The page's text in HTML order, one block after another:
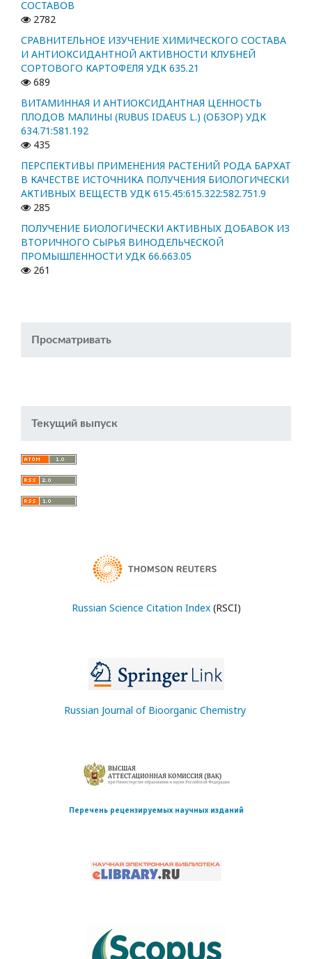
СОСТАВОВ
2782
СРАВНИТЕЛЬНОЕ ИЗУЧЕНИЕ ХИМИЧЕСКОГО СОСТАВА
И АНТИОКСИДАНТНОЙ АКТИВНОСТИ КЛУБНЕЙ
СОРТОВОГО КАРТОФЕЛЯ УДК 635.21
689
ВИТАМИННАЯ И АНТИОКСИДАНТНАЯ ЦЕННОСТЬ
ПЛОДОВ МАЛИНЫ (RUBUS IDAEUS L.) (ОБЗОР) УДК
634.71:581.192
435
ПЕРСПЕКТИВЫ ПРИМЕНЕНИЯ РАСТЕНИЙ РОДА БАРХАТ
В КАЧЕСТВЕ ИСТОЧНИКА ПОЛУЧЕНИЯ БИОЛОГИЧЕСКИ
АКТИВНЫХ ВЕЩЕСТВ УДК 615.45:615.322:582.751.9
285
ПОЛУЧЕНИЕ БИОЛОГИЧЕСКИ АКТИВНЫХ ДОБАВОК ИЗ
ВТОРИЧНОГО СЫРЬЯ ВИНОДЕЛЬЧЕСКОЙ
ПРОМЫШЛЕННОСТИ УДК 66.663.05
261
Просматривать
Текущий выпуск
Russian Science Citation Index(RSCI)
Russian Journal of Bioorganic Chemistry
Перечень рецензируемых научных изданий